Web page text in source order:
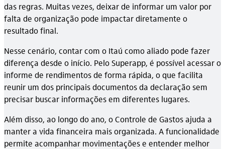
das regras. Muitas vezes, deixar de informar um valor por
falta de organização pode impactar diretamente o
resultado final.
Nesse cenário, contar com o Itaú como aliado pode fazer
diferença desde o início. Pelo Superapp, é possível acessar o
informe de rendimentos de forma rápida, o que facilita
reunir um dos principais documentos da declaração sem
precisar buscar informações em diferentes lugares.
Além disso, ao longo do ano, o Controle de Gastos ajuda a
manter a vida financeira mais organizada. A funcionalidade
permite acompanhar movimentações e entender melhor